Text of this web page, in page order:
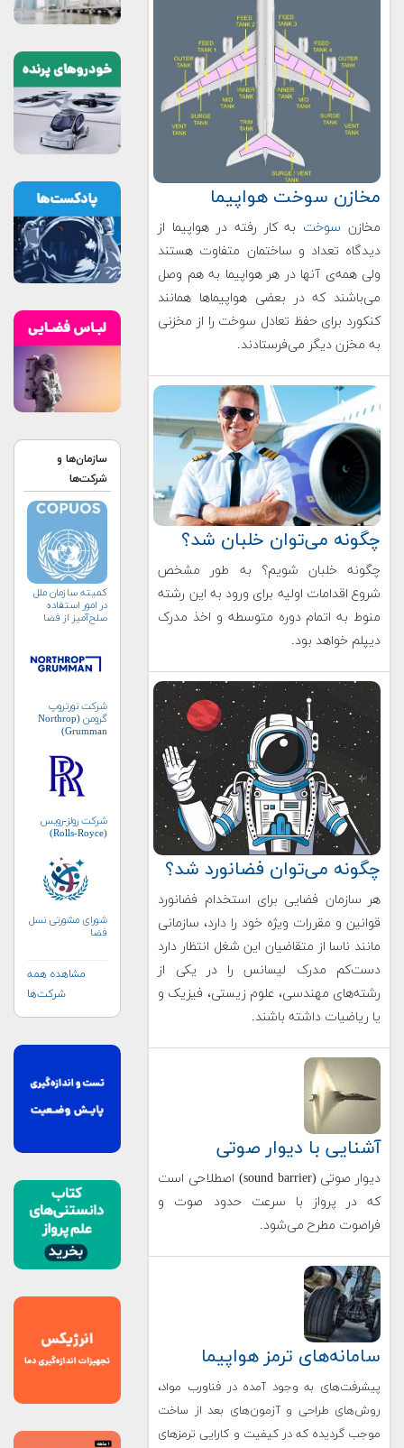
مخازن سوخت هواپیما
مخازن سوخت به کار رفته در هواپیما از
دیدگاه تعداد و ساختمان متفاوت هستند
ولی همه‌ی آنها در هر هواپیما به هم وصل
می‌باشند که در بعضی هواپیماها همانند
کنکورد برای حفظ تعادل سوخت را از مخزنی
به مخزن دیگر می‌فرستادند.
چگونه می‌توان خلبان شد؟
چگونه خلبان شویم؟ به طور مشخص
شروع اقدامات اولیه برای ورود به این رشته
منوط به اتمام دوره متوسطه و اخذ مدرک
دیپلم خواهد بود.
چگونه می‌توان فضانورد شد؟
هر سازمان فضایی برای استخدام فضانورد
قوانین و مقررات ویژه خود را دارد، سازمانی
مانند ناسا از متقاضیان این شغل انتظار دارد
دست‌کم مدرک لیسانس را در یکی از
رشته‌های مهندسی، علوم زیستی، فیزیک و
یا ریاضیات داشته باشند.
آشنایی با دیوار صوتی
دیوار صوتی (sound barrier) اصطلاحی است
که در پرواز با سرعت حدود صوت و
فراصوت مطرح می‌شود.
سامانه‌های ترمز هواپیما
پیشرفت‌های به وجود آمده در فناورب مواد،
روش‌های طراحی و آزمون‌های بعد از ساخت
موجب گردیده که در کیفیت و کارایی ترمزهای
سازمان‌ها و
شرکت‌ها
کمیته سازمان ملل
در امور استفاده
صلح‌آمیز از فضا
شرکت نورتروپ
گرومن (Northrop
Grumman)
شرکت رولز-رویس
(Rolls-Royce)
شورای مشورتی نسل
فضا
مشاهده همه
شرکت‌ها